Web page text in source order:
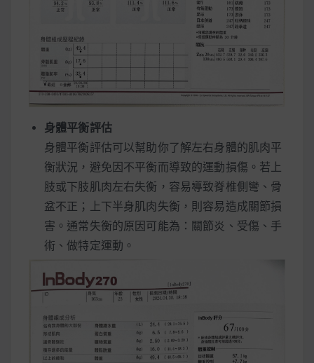
身體平衡評估
身體平衡評估可以幫助你了解左右身體的肌肉平
衡狀況，避免因不平衡而導致的運動損傷。若上
肢或下肢肌肉左右失衡，容易導致脊椎側彎、骨
盆不正；上下半身肌肉失衡，則容易造成關節損
害。通常失衡的原因可能為：關節炎、受傷、手
術、做特定運動。